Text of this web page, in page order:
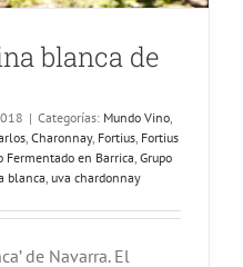
blanca de
| Categorías: Mundo Vino,
, Charonnay, Fortius, Fortius
Fermentado en Barrica, Grupo
blanca, uva chardonnay
de Navarra. El